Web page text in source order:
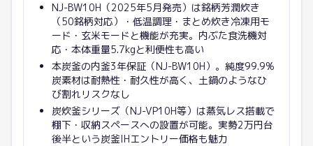
NJ-BW10H（2025年5月発売）は銘柄芳潤炊き
（50銘柄対応）・低温調理・まとめ炊き冷凍用モ
ード・玄米モードと機能が充実。内ぶた食洗機対
応・本体重量5.7kgと利便性も高い
本炭釜の内釜3年保証（NJ-BW10H）。純度99.9%
炭素材は耐熱性・耐久性が高く、土鍋のようなひ
び割れリスクなし
炭炊釜シリーズ（NJ-VP10H等）は蒸気レス搭載で
棚下・収納スペースへの設置が可能。実勢2万円台
後半という炭釜IHエントリー価格も魅力